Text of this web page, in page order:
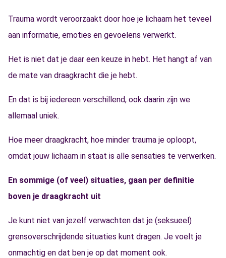
Trauma wordt veroorzaakt door hoe je lichaam het teveel
aan informatie, emoties en gevoelens verwerkt.
Het is niet dat je daar een keuze in hebt. Het hangt af van
de mate van draagkracht die je hebt.
En dat is bij iedereen verschillend, ook daarin zijn we
allemaal uniek.
Hoe meer draagkracht, hoe minder trauma je oploopt,
omdat jouw lichaam in staat is alle sensaties te verwerken.
En sommige (of veel) situaties, gaan per definitie
boven je draagkracht uit
Je kunt niet van jezelf verwachten dat je (seksueel)
grensoverschrijdende situaties kunt dragen. Je voelt je
onmachtig en dat ben je op dat moment ook.